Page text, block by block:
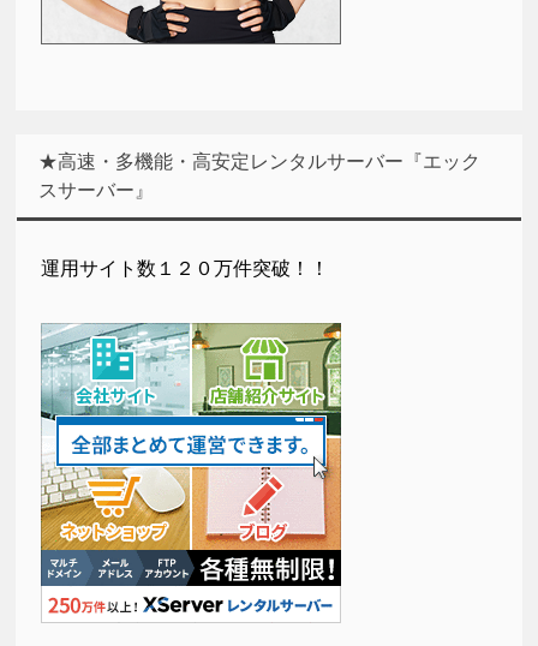
★高速・多機能・高安定レンタルサーバー『エック
スサーバー』
運用サイト数１２０万件突破！！